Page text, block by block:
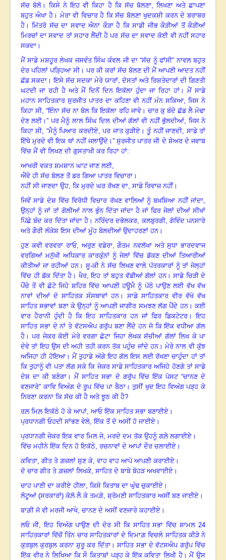
ਸੱਚ ਬੋਲੋ। ਕਿਸੇ ਨੇ ਇਹ ਵੀ ਕਿਹਾ ਹੈ ਕਿ ਸੱਚ ਬੋਲਣਾ, ਲਿਖਣਾ ਅਤੇ ਛਾਪਣਾ
ਬਹੁਤ ਔਖਾ ਹੈ। ਮੇਰਾ ਵੀ ਵਿਚਾਰ ਹੈ ਕਿ ਸੱਚ ਬੋਲਣਾ ਖੁਦਕਸ਼ੀ ਕਰਨ ਦੇ ਬਰਾਬਰ
ਹੈ। ਮਿੱਤਰੋ ਸੱਚ ਦਾ ਸਵਾਦ ਐਨਾ ਕੌੜਾ ਹੈ ਕਿ ਸਾਡੀ ਜੀਭ ਕੌੜੀਆਂ ਤੋਂ ਕੌੜੀਆਂ
ਮਿਰਚਾਂ ਦਾ ਸਵਾਦ ਤਾਂ ਸਹਾਰ ਲੈਂਦੀ ਹੈ ਪਰ ਸੱਚ ਦਾ ਸਵਾਦ ਕੋਈ ਵੀ ਨਹੀਂ ਸਹਾਰ
ਸਕਦਾ।
ਮੈਂ ਸਾਡੇ ਮਸ਼ਹੂਰ ਲੇਖਕ ਜਸਵੰਤ ਸਿੰਘ ਕੰਵਲ ਜੀ ਦਾ “ਸੱਚ ਨੂੰ ਫਾਂਸੀ” ਨਾਵਲ ਬਹੁਤ
ਦੇਰ ਪਹਿਲਾਂ ਪੜ੍ਹਿਆ ਸੀ। ਪਰ ਕੀ ਕਰਾਂ ਸੱਚ ਬੋਲਣ ਦੀ ਮੈਂ ਆਪਣੀ ਆਦਤ ਨਹੀਂ
ਛੱਡ ਸਕਦਾ। ਇਸੇ ਸੱਚ ਸਦਕਾ ਮੇਰੇ ਯਾਰਾਂ, ਦੋਸਤਾਂ ਅਤੇ ਰਿਸ਼ਤੇਦਾਰਾਂ ਦੀ ਗਿਣਤੀ
ਘਟਦੀ ਜਾ ਰਹੀ ਹੈ ਅਤੇ ਮੈਂ ਦਿਨੋਂ ਦਿਨ ਇਕੱਲਾ ਹੁੰਦਾ ਜਾ ਰਿਹਾ ਹਾਂ। ਮੈਂ ਸਾਡੇ
ਮਹਾਨ ਸਾਹਿਤਕਾਰ ਸੁਰਜੀਤ ਪਾਤਰ ਦਾ ਕਹਿਣਾ ਵੀ ਨਹੀਂ ਮੰਨ ਸਕਿਆ, ਜਿਸ ਨੇ
ਕਿਹਾ ਸੀ, “ਇੰਨਾ ਸੱਚ ਨਾ ਬੋਲ ਕਿ ਇਕੱਲਾ ਰਹਿ ਜਾਵੇ। ਚਾਰ ਕੁ ਬੰਦੇ ਛੱਡ ਲੈ ਮੋਢਾ
ਦੇਣ ਲਈ।” ਪਰ ਮੈਨੂੰ ਲਾਲ ਸਿੰਘ ਦਿਲ ਦੀਆਂ ਗੱਲਾਂ ਵੀ ਨਹੀਂ ਭੁੱਲਦੀਆਂ, ਜਿਸ ਨੇ
ਕਿਹਾ ਸੀ, “ਮੈਨੂੰ ਪਿਆਰ ਕਰਦੀਏ, ਪਰ ਜਾਤ ਕੁੜੀਏ। ਤੂੰ ਨਹੀਂ ਜਾਣਦੀ, ਸਾਡੇ ਤਾਂ
ਇੱਥੇ ਮੁਰਦੇ ਵੀ ਇਕ ਥਾਂ ਨਹੀਂ ਜਲਾਉਂਦੇ।” ਸੁਰਜੀਤ ਪਾਤਰ ਜੀ ਦੇ ਸ਼ੇਅਰ ਦੇ ਜਵਾਬ
ਵਿੱਚ ਮੈਂ ਵੀ ਲਿਖਣ ਦੀ ਗੁਸਤਾਖ਼ੀ ਕਰ ਰਿਹਾ ਹਾਂ:
ਆਖਰੀ ਵਕਤ ਸ਼ਮਸ਼ਾਨ ਘਾਟ ਜਾਣ ਲਈ,
ਐਂਵੇ ਹੀ ਸੱਚ ਬੋਲਣ ਤੋਂ ਡਰ ਗਿਆ ਪਾਤਰ ਵਿਚਾਰਾ।
ਨਹੀਂ ਸੀ ਜਾਣਦਾ ਉਹ, ਕਿ ਮੁਰਦੇ ਘਰ ਰੱਖਣ ਦਾ, ਸਾਡੇ ਰਿਵਾਜ਼ ਨਹੀਂ।
ਜਿਵੇਂ ਸਾਡੇ ਦੇਸ਼ ਵਿੱਚ ਵਿਰੋਧੀ ਵਿਚਾਰ ਰੱਖਣ ਵਾਲਿਆਂ ਨੂੰ ਬਖ਼ਸ਼ਿਆ ਨਹੀਂ ਜਾਂਦਾ,
ਉਨ੍ਹਾਂ ਨੂੰ ਜਾਂ ਤਾਂ ਗੋਲੀਆਂ ਨਾਲ ਭੁੰਨ ਦਿੱਤਾ ਜਾਂਦਾ ਹੈ ਜਾਂ ਫਿਰ ਜੇਲਾਂ ਦੀਆਂ ਸੀਖਾਂ
ਪਿੱਛੇ ਬੰਦ ਕਰ ਦਿੱਤਾ ਜਾਂਦਾ ਹੈ। ਨਰਿੰਦਰ ਦਭੋਲਕਰ, ਕਲਬੁਰਗੀ, ਗੋਵਿੰਦ ਪਨਸਾਰੇ
ਅਤੇ ਗੌਰੀ ਲੰਕੇਸ਼ ਇਸ ਦੀਆਂ ਮੂੰਹ ਬੋਲਦੀਆਂ ਉਦਾਹਰਣਾਂ ਹਨ।
ਹੁਣ ਕਵੀ ਵਰਵਰਾ ਰਾਓ, ਅਰੁਣ ਵਡੇਰਾ, ਗੌਤਮ ਨਵਲੱਖਾ ਅਤੇ ਸੁਧਾ ਭਾਰਦਵਾਜ
ਵਰਗਿਆਂ ਮਨੁੱਖੀ ਅਧਿਕਾਰ ਕਾਰਕੁੰਨਾਂ ਨੂੰ ਜੇਲਾਂ ਵਿੱਚ ਡੱਕਣ ਦੀਆਂ ਤਿਆਰੀਆਂ
ਕੀਤੀਆਂ ਜਾ ਰਹੀਆਂ ਹਨ। ਸੂ-ਕੀ ਨੇ ਸੱਚ ਲਿਖਣ ਵਾਲੇ ਪੱਤਰਕਾਰਾਂ ਨੂੰ ਤਾਂ ਜੇਲ੍ਹਾਂ
ਵਿੱਚ ਹੀ ਡੱਕ ਦਿੱਤਾ ਹੈ। ਖੈਰ, ਇਹ ਤਾਂ ਬਹੁਤ ਵੱਡੀਆਂ ਗੱਲਾਂ ਹਨ। ਸਾਡੇ ਚਿੜੀ ਦੇ
ਪੌਂਚੇ ਤੋਂ ਵੀ ਛੋਟੇ ਜਿਹੇ ਸ਼ਹਿਰ ਵਿੱਚ ਆਪਣੀ ਹਊਮੈ ਨੂੰ ਪੱਠੇ ਪਾਉਣ ਲਈ ਵੱਖ ਵੱਖ
ਨਾਵਾਂ ਦੀਆਂ ਦੋ ਸਾਹਿਤਕ ਸੰਸਥਾਵਾਂ ਹਨ। ਸਾਡੇ ਸਾਹਿਤਕਾਰ ਵੀਰ ਵੱਖੋ ਵੱਖ
ਸਾਹਿਤ ਸਭਾਵਾਂ ਬਣਾ ਕੇ ਉਨ੍ਹਾਂ ਨੂੰ ਆਪਣੀ ਜਾਗੀਰ ਸਮਝਣ ਲੱਗ ਪੈਂਦੇ ਹਨ। ਕਈ
ਵਾਰ ਹੈਰਾਨੀ ਹੁੰਦੀ ਹੈ ਕਿ ਇਹ ਸਾਹਿਤਕਾਰ ਹਨ ਜਾਂ ਫਿਰ ਡਿਕਟੇਟਰ। ਇਹ
ਸਾਹਿਤ ਸਭਾ ਦੇ ਨਾਂ ਤੇ ਵੱਟਸਐਪ ਗਰੁੱਪ ਬਣਾ ਲੈਂਦੇ ਹਨ ਜੋ ਕਿ ਇੱਕ ਵਧੀਆ ਗੱਲ
ਹੈ। ਪਰ ਜੇਕਰ ਕੋਈ ਮੇਰੇ ਵਰਗਾ ਛੋਟਾ ਜਿਹਾ ਲੇਖਕ ਸੱਚੀਆਂ ਗੱਲਾਂ ਲਿਖ ਕੇ ਪਾ
ਦੇਵੇ ਤਾਂ ਇਹ ਉਸ ਦੀ ਅਹੀ ਤਹੀ ਕਰਨ ਤੱਕ ਪਹੁੰਚ ਜਾਂਦੇ ਹਨ। ਮੇਰੇ ਨਾਲ ਵੀ ਕੁੱਝ
ਅਜਿਹਾ ਹੀ ਹੋਇਆ। ਮੈਂ ਤੁਹਾਡੇ ਅੱਗੇ ਇਹ ਗੱਲ ਇਸ ਲਈ ਰੱਖਣਾ ਚਾਹੁੰਦਾ ਹਾਂ ਤਾਂ
ਕਿ ਤੁਹਾਨੂੰ ਵੀ ਪਤਾ ਲੱਗ ਸਕੇ ਕਿ ਜੇਕਰ ਸਾਡੇ ਸਾਹਿਤਕਾਰ ਅਜਿਹੇ ਹੋਣਗੇ ਤਾਂ ਸਾਡੇ
ਦੇਸ਼ ਦਾ ਕੀ ਬਣੇਗਾ। ਮੈਂ ਸਾਹਿਤ ਸਭਾ ਦੇ ਗਰੁੱਪ ਵਿੱਚ ਇੱਕ ਪੋਸਟ “ਚਾਨਣ ਦੇ
ਵਣਜਾਰੇ” ਕਾਵਿ ਵਿਅੰਗ ਦੇ ਰੂਪ ਵਿੱਚ ਪਾ ਬੈਠਾ। ਤੁਸੀਂ ਖੁਦ ਇਹ ਵਿਅੰਗ ਪੜ੍ਹ ਕੇ
ਨਿਰਣਾ ਕਰਨਾ ਕਿ ਸੱਚ ਕੀ ਹੈ ਅਤੇ ਝੂਠ ਕੀ ਹੈ?
ਰਲ਼ ਮਿਲ਼ ਇਕੱਠੇ ਹੋ ਕੇ ਆਪਾਂ, ਆਓ ਇੱਕ ਸਾਹਿਤ ਸਭਾ ਬਣਾਈਏ।
ਪ੍ਰਧਾਨਗੀ ਓਹਦੀ ਸਾਂਭਣ ਵੇਲੇ, ਇੱਕ ਤੋਂ ਦੋ ਅਸੀਂ ਹੋ ਜਾਈਏ।
ਪ੍ਰਧਾਨਗੀ ਜੇਕਰ ਇਕ ਵਾਰ ਮਿਲ ਜੇ, ਮਰਦੇ ਦਮ ਤੱਕ ਉਹਨੂੰ ਗਲ਼ੇ ਲਗਾਈਏ।
ਵਿੱਚ ਮਹੀਨੇ ਇੱਕ ਦਿਨ ਹੋ ਇਕੱਠੇ, ਰਚਨਾਵਾਂ ਦੇ ਆਪਾਂ ਦੌਰ ਚਲਾਈਏ।
ਕਵਿਤਾ, ਗੀਤ ਤੇ ਗ਼ਜ਼ਲਾਂ ਸੁਣ ਕੇ, ਵਾਹ ਵਾਹ ਆਪੋ ਆਪਣੀ ਕਰਾਈਏ।
ਦੋ ਚਾਰ ਗੀਤ ਤੇ ਗ਼ਜ਼ਲਾਂ ਲਿਖਕੇ, ਸਾਹਿਤ ਦੇ ਬਾਬੇ ਬੋਹੜ ਅਖਵਾਈਏ।
ਚਾਹ ਪਾਣੀ ਦਾ ਕਰੀਏ ਹੀਲਾ, ਕਿਸੇ ਕਿਤਾਬ ਦਾ ਘੁੰਢ ਚੁਕਾਈਏ।
ਲੋਟੂਆਂ (ਸਰਕਾਰਾਂ) ਕੋਲ਼ੋ ਲੈ ਕੇ ਤਮਗ਼ੇ, ਸ਼੍ਰੋਮਣੀ ਸਾਹਿਤਕਾਰ ਅਸੀਂ ਬਣ ਜਾਈਏ।
ਬਾਗ਼ੀ ਜੋ ਵੀ ਮਰਜੀ ਆਖੇ, ਚਾਨਣ ਦੇ ਅਸੀਂ ਵਣਜਾਰੇ ਕਹਾਈਏ।
ਲਓ ਜੀ, ਇਹ ਵਿਅੰਗ ਪਾਉਣ ਦੀ ਦੇਰ ਸੀ ਕਿ ਸਾਹਿਤ ਸਭਾ ਵਿੱਚ ਸ਼ਾਮਲ 24
ਸਾਹਿਤਕਾਰਾਂ ਵਿੱਚੋਂ ਤਿੰਨ ਚਾਰ ਸਾਹਿਤਕਾਰਾਂ ਦੇ ਦਿਮਾਗ਼ ਵਿਚਲੇ ਸਾਹਿਤਕ ਕੀੜੇ ਨੇ
ਕੁਰਬੁਲ ਕੁਰਬੁਲ ਕਰਨਾ ਸ਼ੁਰੂ ਕਰ ਦਿੱਤਾ। ਸਾਹਿਤ ਸਭਾ ਦੇ ਵੱਟਸਐਪ ਗਰੁੱਪ ਵਿੱਚ
ਇੱਕ ਵੀਰ ਨੇ ਲਿਖਿਆ ਕਿ ਸੌ ਕਿਤਾਬਾਂ ਪੜ੍ਹ ਕੇ ਇੱਕ ਕਵਿਤਾ ਲਿਖੀ ਹੈ। ਮੈਂ ਉਸ